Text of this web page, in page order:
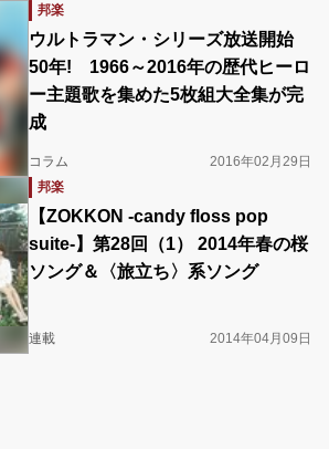
邦楽
ウルトラマン・シリーズ放送開始
50年! 1966～2016年の歴代ヒーロ
ー主題歌を集めた5枚組大全集が完
成
コラム
2016年02月29日
邦楽
【ZOKKON -candy floss pop
suite-】第28回（1） 2014年春の桜
ソング＆〈旅立ち〉系ソング
連載 2014年04月09日